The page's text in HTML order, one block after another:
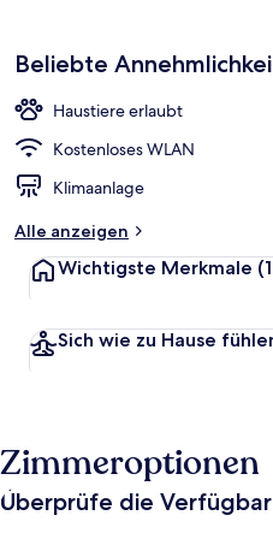
Beliebte
Haustiere erlaubt
Kostenloses WLAN
Klimaanlage
Alle anzeigen
Wichtigste Merkmale
Sich wie zu Hause
Zimmeroptionen
Überprüfe die